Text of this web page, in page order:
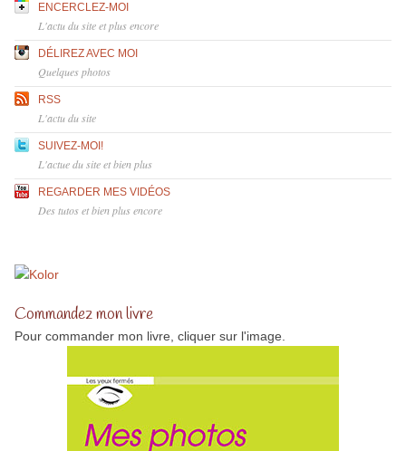
ENCERCLEZ-MOI
L'actu du site et plus encore
DÉLIREZ AVEC MOI
Quelques photos
RSS
L'actu du site
SUIVEZ-MOI!
L'actue du site et bien plus
REGARDER MES VIDÉOS
Des tutos et bien plus encore
Commandez mon livre
Pour commander mon livre, cliquer sur l'image.